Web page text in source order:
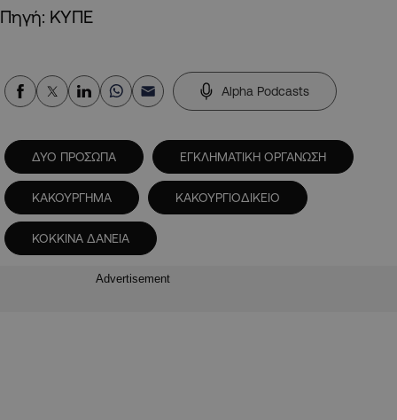
Πηγή: ΚΥΠΕ
Alpha Podcasts
ΔΥΟ ΠΡΟΣΩΠΑ ΕΓΚΛΗΜΑΤΙΚΗ ΟΡΓΑΝΩΣΗ
ΚΑΚΟΥΡΓΗΜΑ ΚΑΚΟΥΡΓΙΟΔΙΚΕΙΟ
ΚΟΚΚΙΝΑ ΔΑΝΕΙΑ
Advertisement